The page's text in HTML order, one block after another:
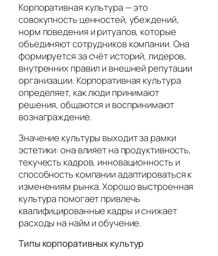
Корпоративная культура — это
совокупность ценностей, убеждений,
норм поведения и ритуалов, которые
объединяют сотрудников компании. Она
формируется за счёт историй, лидеров,
внутренних правил и внешней репутации
организации. Корпоративная культура
определяет, как люди принимают
решения, общаются и воспринимают
вознаграждение.
Значение культуры выходит за рамки
эстетики: она влияет на продуктивность,
текучесть кадров, инновационность и
способность компании адаптироваться к
изменениям рынка. Хорошо выстроенная
культура помогает привлечь
квалифицированные кадры и снижает
расходы на найм и обучение.
Типы корпоративных культур